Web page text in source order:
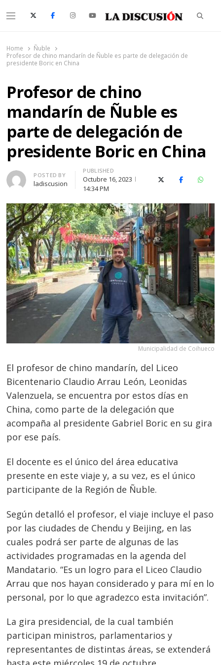
Menu
Home
Ñuble
Profesor de chino mandarín de Ñuble es parte de delegación de
presidente Boric en China
Profesor de chino
mandarín de Ñuble es
parte de delegación de
presidente Boric en China
Author
POSTED BY
ladiscusion
PUBLISHED
Octubre 16, 2023
14:34 PM
X (Twitter)Facebook
Municipalidad de Coihueco
El profesor de chino mandarín, del Liceo
Bicentenario Claudio Arrau León, Leonidas
Valenzuela, se encuentra por estos días en
China, como parte de la delegación que
acompaña al presidente Gabriel Boric en su gira
por ese país.
El docente es el único del área educativa
presente en este viaje y, a su vez, es el único
participante de la Región de Ñuble.
Según detalló el profesor, el viaje incluye el paso
por las ciudades de Chendu y Beijing, en las
cuales podrá ser parte de algunas de las
actividades programadas en la agenda del
Mandatario. “Es un logro para el Liceo Claudio
Arrau que nos hayan considerado y para mí en lo
personal, por lo que agradezco esta invitación”.
La gira presidencial, de la cual también
participan ministros, parlamentarios y
representantes de distintas áreas, se extenderá